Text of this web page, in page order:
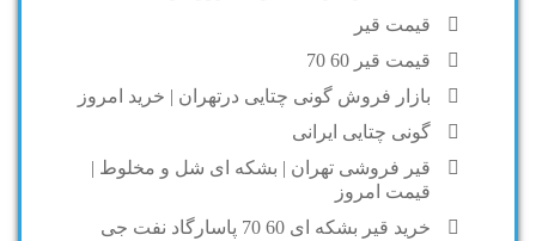
قیمت قیر
قیمت قیر 60 70
بازار فروش گونی چتایی درتهران | خرید امروز
گونی چتایی ایرانی
قیر فروشی تهران | بشکه ای شل و مخلوط |
قیمت امروز
خرید قیر بشکه ای 60 70 پاسارگاد نفت جی